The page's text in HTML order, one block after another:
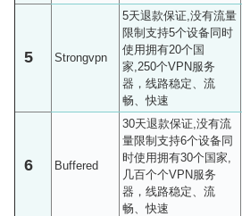
5 Strongvpn
5天退款保证,没有流量
限制支持5个设备同时
使用拥有20个国
家,250个VPN服务
器，线路稳定、流
畅、快速
6 Buffered
30天退款保证,没有流
量限制支持6个设备同
时使用拥有30个国家,
几百个个VPN服务
器，线路稳定、流
畅、快速